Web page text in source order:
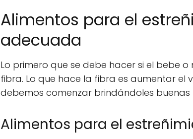
Alimentos para el
adecuada
Lo primero que se debe hacer si el bebe
fibra. Lo que hace la fibra es aumentar el
debemos comenzar brindándoles buenas
Alimentos para el